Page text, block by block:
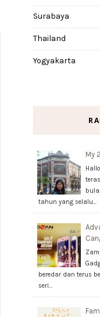
Surabaya
Thailand
Yogyakarta
My
tahun yang selalu…
beredar dan terus
seri…